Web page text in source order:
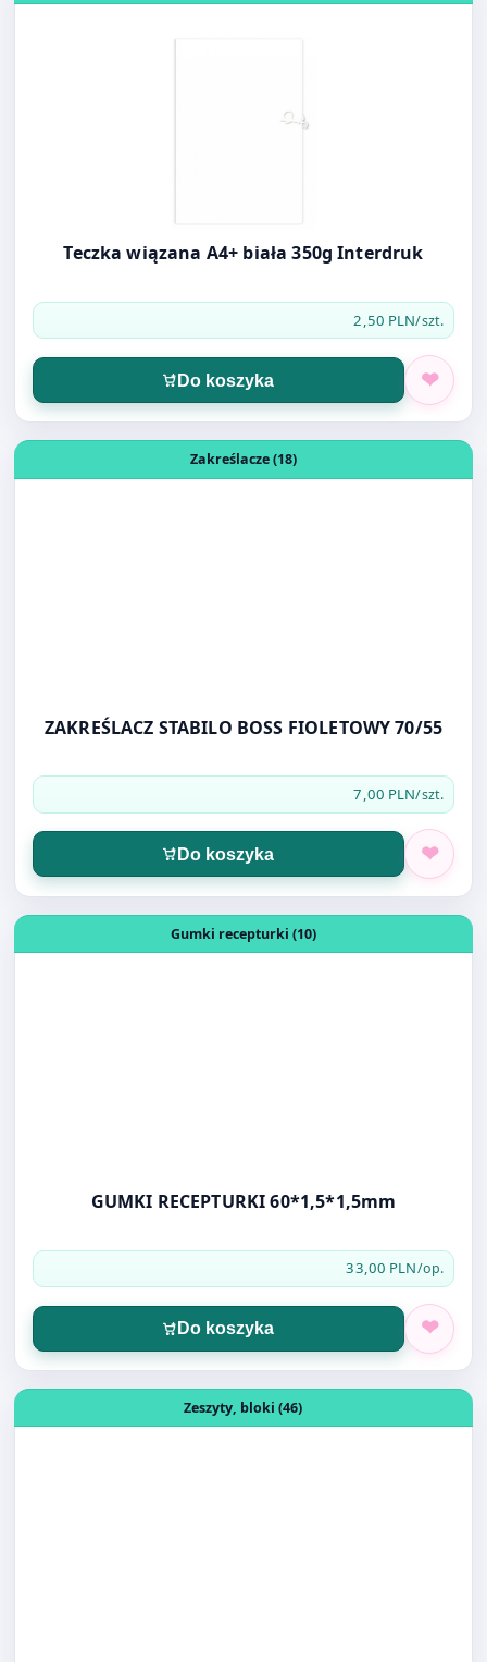
Teczka wiązana A4+ biała 350g Interdruk
2,50 PLN/szt.
Do koszyka
ZAKREŚLACZ STABILO BOSS FIOLETOWY 70/55
7,00 PLN/szt.
Do koszyka
GUMKI RECEPTURKI 60*1,5*1,5mm
33,00 PLN/op.
Do koszyka